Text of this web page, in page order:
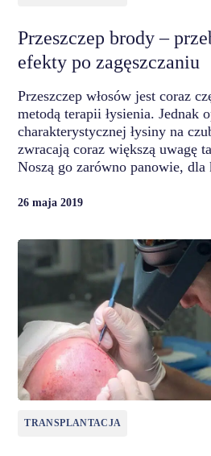
Przeszczep brody –
efekty po zagęszczaniu
Przeszczep włosów jest coraz
metodą terapii łysienia. Jednak
charakterystycznej łysiny na
zwracają coraz większą uwagę
Noszą go zarówno panowie,
26 maja 2019
TRANSPLANTACJA